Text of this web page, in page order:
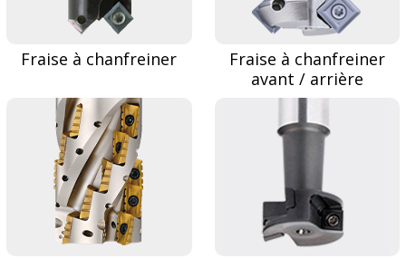
Fraise à chanfreiner
Fraise à chanfreiner
avant / arrière